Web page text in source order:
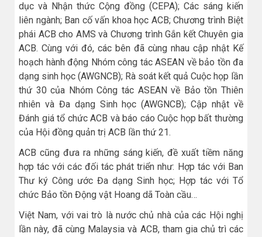
dục và Nhận thức Cộng đồng (CEPA); Các sáng kiến
liên ngành; Ban cố vấn khoa học ACB; Chương trình Biệt
phái ACB cho AMS và Chương trình Gắn kết Chuyên gia
ACB. Cùng với đó, các bên đã cùng nhau cập nhật Kế
hoạch hành động Nhóm công tác ASEAN về bảo tồn đa
dạng sinh học (AWGNCB); Rà soát kết quả Cuộc họp lần
thứ 30 của Nhóm Công tác ASEAN về Bảo tồn Thiên
nhiên và Đa dạng Sinh học (AWGNCB); Cập nhật về
Đánh giá tổ chức ACB và báo cáo Cuộc họp bất thường
của Hội đồng quản trị ACB lần thứ 21.
ACB cũng đưa ra những sáng kiến, đề xuất tiềm năng
hợp tác với các đối tác phát triển như: Hợp tác với Ban
Thư ký Công ước Đa dạng Sinh học; Hợp tác với Tổ
chức Bảo tồn Động vật Hoang dã Toàn cầu…
Việt Nam, với vai trò là nước chủ nhà của các Hội nghị
lần này, đã cùng Malaysia và ACB, tham gia chủ trì các